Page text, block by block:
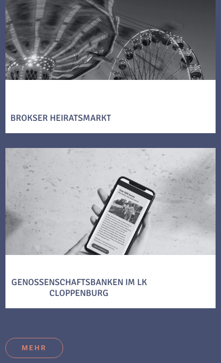
BROKSER HEIRATSMARKT
GENOSSENSCHAFTSBANKEN IM LK
CLOPPENBURG
MEHR